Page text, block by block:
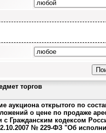
торгов
аукциона открытого по
о цене по продаже
с Гражданским кодексом
№ 229-ФЗ "Об